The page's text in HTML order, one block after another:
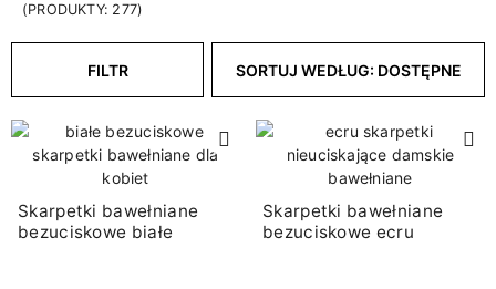
(PRODUKTY: 277)
FILTR SORTUJ WEDŁUG: DOSTĘPNE
Skarpetki bawełniane
bezuciskowe białe
Skarpetki bawełniane
bezuciskowe ecru